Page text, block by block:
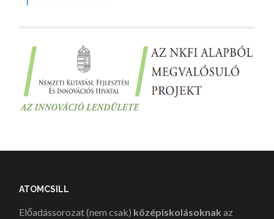
ATOMCSILL
Előadássorozat (nem csak) középiskolásoknak az